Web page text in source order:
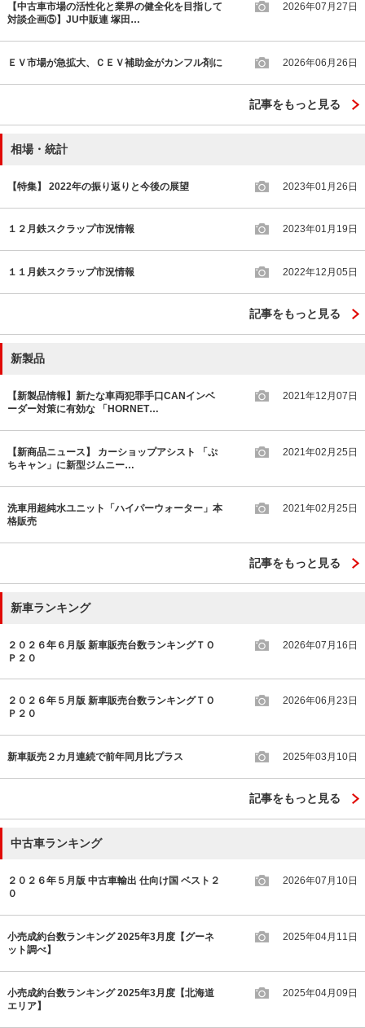
【中古車市場の活性化と業界の健全化を目指して
対談企画⑤】JU中販連 塚田…
2026年07月27日
ＥＶ市場が急拡大、ＣＥＶ補助金がカンフル剤に 2026年06月26日
記事をもっと見る
相場・統計
【特集】 2022年の振り返りと今後の展望 2023年01月26日
１２月鉄スクラップ市況情報 2023年01月19日
１１月鉄スクラップ市況情報 2022年12月05日
記事をもっと見る
新製品
【新製品情報】新たな車両犯罪手口CANインベ
ーダー対策に有効な 「HORNET…
2021年12月07日
【新商品ニュース】 カーショップアシスト 「ぷ
ちキャン」に新型ジムニー…
2021年02月25日
洗車用超純水ユニット「ハイパーウォーター」本
格販売
2021年02月25日
記事をもっと見る
新車ランキング
２０２６年６月版 新車販売台数ランキングＴＯ
Ｐ２０
2026年07月16日
２０２６年５月版 新車販売台数ランキングＴＯ
Ｐ２０
2026年06月23日
新車販売２カ月連続で前年同月比プラス 2025年03月10日
記事をもっと見る
中古車ランキング
２０２６年５月版 中古車輸出 仕向け国 ベスト２
０
2026年07月10日
小売成約台数ランキング 2025年3月度【グーネ
ット調べ】
2025年04月11日
小売成約台数ランキング 2025年3月度【北海道
エリア】
2025年04月09日